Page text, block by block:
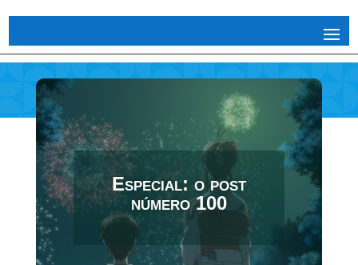
Especial: o post
número 100